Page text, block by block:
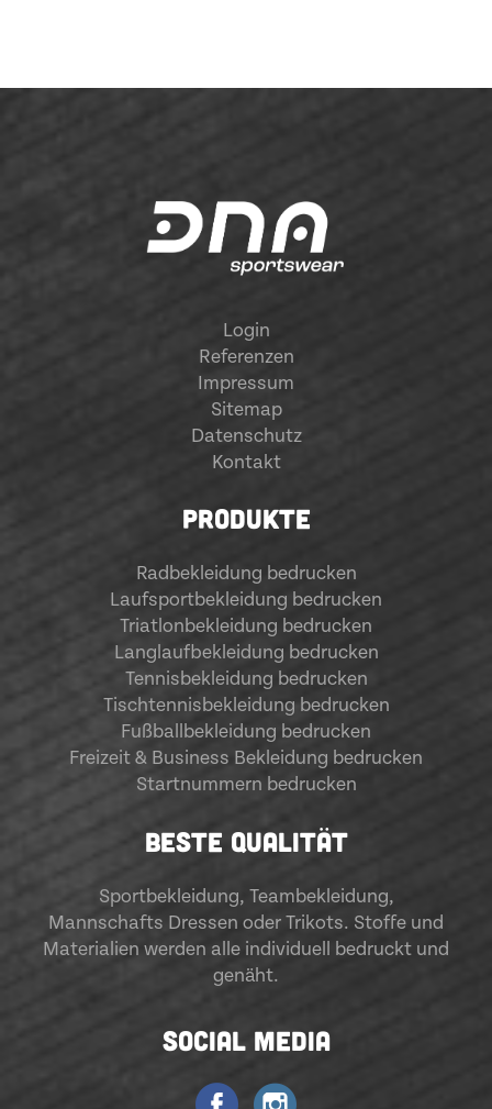
Login
Referenzen
Impressum
Sitemap
Datenschutz
Kontakt
PRODUKTE
Radbekleidung bedrucken
Laufsportbekleidung bedrucken
Triatlonbekleidung bedrucken
Langlaufbekleidung bedrucken
Tennisbekleidung bedrucken
Tischtennisbekleidung bedrucken
Fußballbekleidung bedrucken
Freizeit & Business Bekleidung bedrucken
Startnummern bedrucken
BESTE QUALITÄT
Sportbekleidung, Teambekleidung,
Mannschafts Dressen oder Trikots. Stoffe und
Materialien werden alle individuell bedruckt und
genäht.
SOCIAL MEDIA